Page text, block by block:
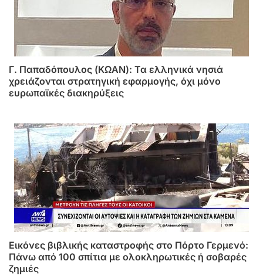
Γ. Παπαδόπουλος (ΚΩΑΝ): Τα ελληνικά νησιά
χρειάζονται στρατηγική εφαρμογής, όχι μόνο
ευρωπαϊκές διακηρύξεις
Εικόνες βιβλικής καταστροφής στο Πόρτο Γερμενό:
Πάνω από 100 σπίτια με ολοκληρωτικές ή σοβαρές
ζημιές